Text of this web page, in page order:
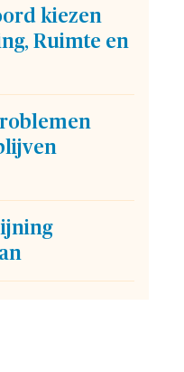
kiezen
Ruimte en